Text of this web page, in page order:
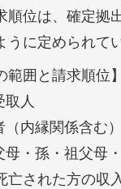
順位は、確定拠
うに定められて
範囲と請求順位】
取人
内縁関係含む）
母・孫・祖父母
亡された方の収